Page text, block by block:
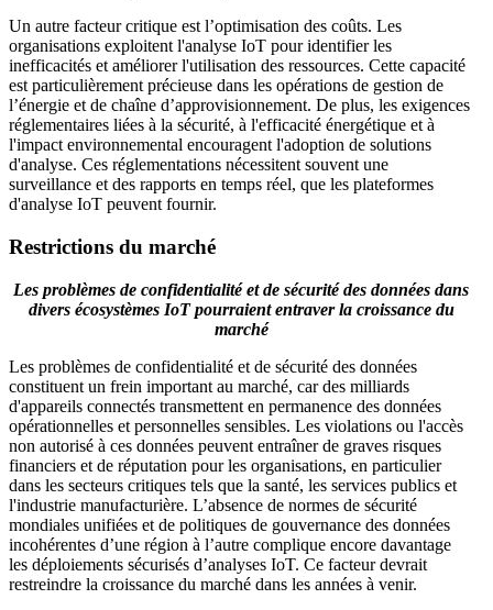
Un autre facteur critique est l’optimisation des coûts. Les
organisations exploitent l'analyse IoT pour identifier les
inefficacités et améliorer l'utilisation des ressources. Cette capacité
est particulièrement précieuse dans les opérations de gestion de
l’énergie et de chaîne d’approvisionnement. De plus, les exigences
réglementaires liées à la sécurité, à l'efficacité énergétique et à
l'impact environnemental encouragent l'adoption de solutions
d'analyse. Ces réglementations nécessitent souvent une
surveillance et des rapports en temps réel, que les plateformes
d'analyse IoT peuvent fournir.
Restrictions du marché
Les problèmes de confidentialité et de sécurité des données dans
divers écosystèmes IoT pourraient entraver la croissance du
marché
Les problèmes de confidentialité et de sécurité des données
constituent un frein important au marché, car des milliards
d'appareils connectés transmettent en permanence des données
opérationnelles et personnelles sensibles. Les violations ou l'accès
non autorisé à ces données peuvent entraîner de graves risques
financiers et de réputation pour les organisations, en particulier
dans les secteurs critiques tels que la santé, les services publics et
l'industrie manufacturière. L’absence de normes de sécurité
mondiales unifiées et de politiques de gouvernance des données
incohérentes d’une région à l’autre complique encore davantage
les déploiements sécurisés d’analyses IoT. Ce facteur devrait
restreindre la croissance du marché dans les années à venir.